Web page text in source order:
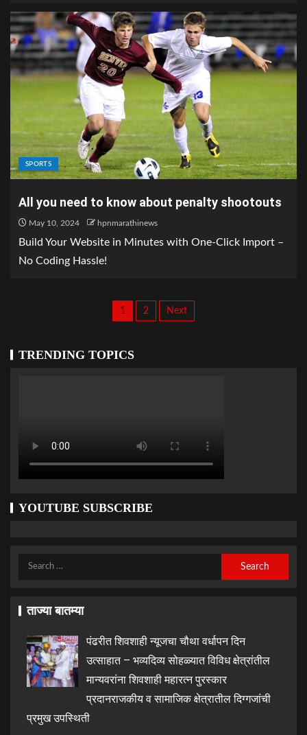
SPORTS
All you need to know about penalty shootouts
May 10, 2024 hpnmarathinews
Build Your Website in Minutes with One-Click Import –
No Coding Hassle!
1 2 Next
TRENDING TOPICS
YOUTUBE SUBSCRIBE
ताज्या बातम्या
पंढरीत शिवशाही न्यूजचा चौथा वर्धापन दिन
उत्साहात – भव्यदिव्य सोहळ्यात विविध क्षेत्रांतील
मान्यवरांना शिवशाही महारत्न पुरस्कार
प्रदानराजकीय व सामाजिक क्षेत्रातील दिग्गजांची
प्रमुख उपस्थिती